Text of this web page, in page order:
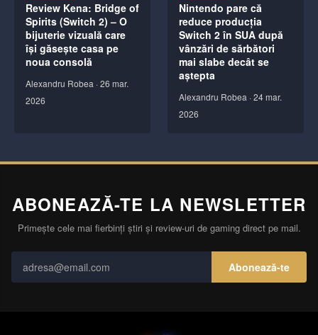
Review Kena: Bridge of
Spirits (Switch 2) – O
bijuterie vizuală care
își găsește casa pe
noua consolă
Alexandru Robea ·26 mar.
2026
Nintendo pare că
reduce producția
Switch 2 în SUA după
vânzări de sărbători
mai slabe decât se
aștepta
Alexandru Robea ·24 mar.
2026
ABONEAZĂ-TE LA NEWSLETTER
Primește cele mai fierbinți știri și review-uri de gaming direct pe mail.
Abonează-te